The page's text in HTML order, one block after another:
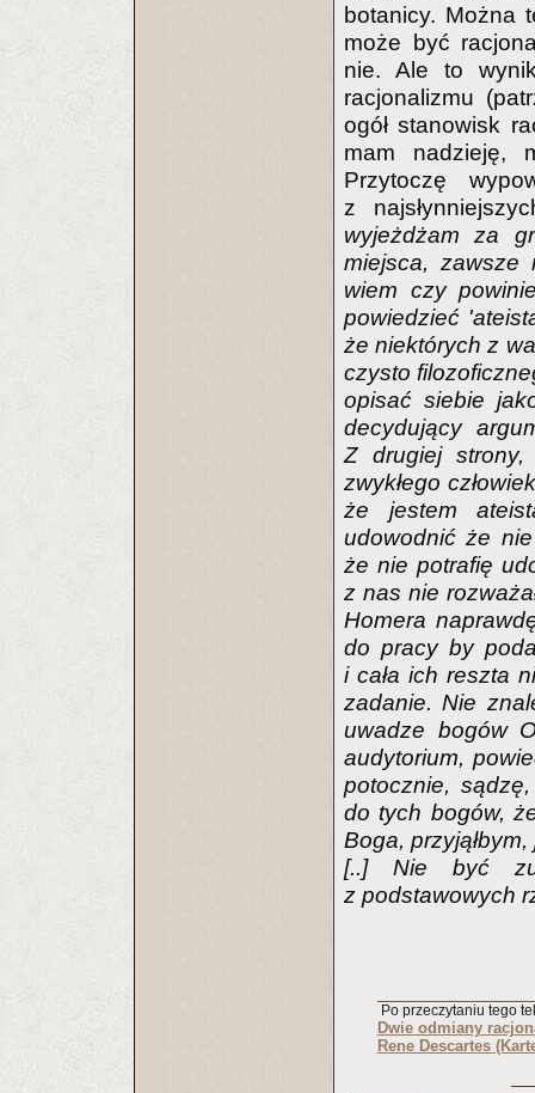
botanicy. Można
może być
nie. Ale to
racjonalizmu
ogół stanowisk
mam nadzieję,
Przytoczę
z
wyjeżdżam za
miejsca, zawsze
wiem czy
powiedzieć
że niektórych z
czysto
opisać siebie
decydujący
Z drugiej strony,
zwykłego
że jestem
udowodnić że
że nie potrafię
z nas nie
Homera
do pracy by
i cała ich reszta
zadanie. Nie
uwadze bogów
audytorium,
potocznie,
do tych bogów,
Boga,
[..] Nie być
z podstawowych
Po przeczytaniu tego
Dwie odmiany
Rene Descartes